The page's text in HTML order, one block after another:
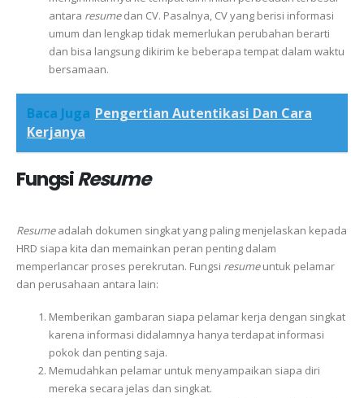
antara resumedan CV. Pasalnya, CV yang berisi informasi
umum dan lengkap tidak memerlukan perubahan berarti
dan bisa langsung dikirim ke beberapa tempat dalam waktu
bersamaan.
Baca Juga Pengertian Autentikasi Dan Cara
Kerjanya
FungsiResume
Resumeadalah dokumen singkat yang paling menjelaskan kepada
HRD siapa kita dan memainkan peran penting dalam
memperlancar proses perekrutan. Fungsi resumeuntuk pelamar
dan perusahaan antara lain:
Memberikan gambaran siapa pelamar kerja dengan singkat
karena informasi didalamnya hanya terdapat informasi
pokok dan penting saja.
Memudahkan pelamar untuk menyampaikan siapa diri
mereka secara jelas dan singkat.